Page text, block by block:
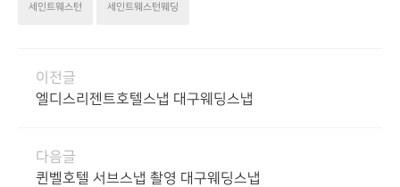
세인트웨스턴 세인트웨스턴웨딩
이전글
엘디스리젠트호텔스냅 대구웨딩스냅
다음글
퀸벨호텔 서브스냅 촬영 대구웨딩스냅